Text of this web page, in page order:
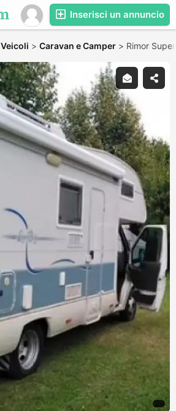
Inserisci un annuncio
Veicoli > Caravan e Camper > Rimor